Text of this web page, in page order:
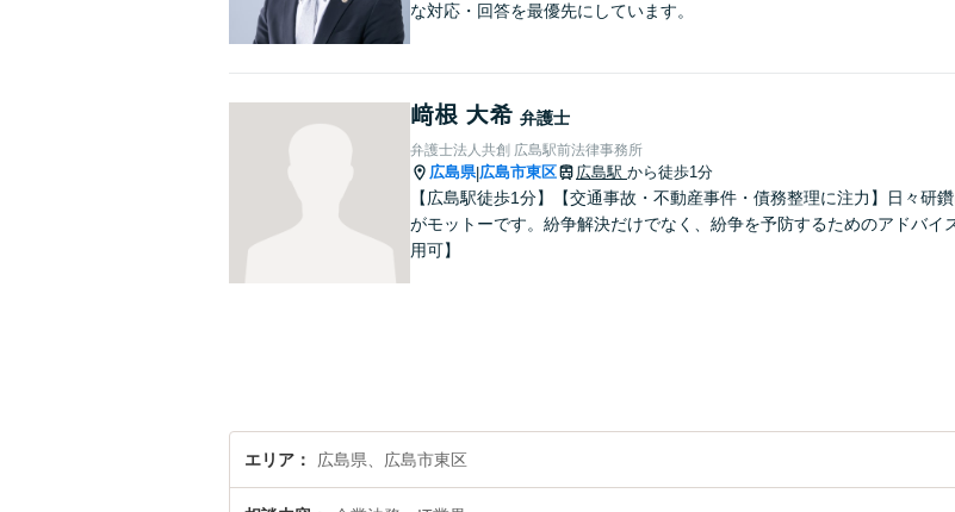
な対応・回答を最優先にしています。
﨑根 大希 弁護士
弁護士法人共創 広島駅前法律事務所
広島県|広島市東区 広島駅 から徒歩1分
【広島駅徒歩1分】【交通事故・不動産事件・債務整理に注力】日々研
がモットーです。紛争解決だけでなく、紛争を予防するためのアドバイ
用可】
エリア 広島県、広島市東区